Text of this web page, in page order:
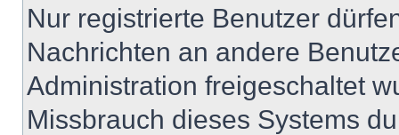
Nur registrierte Benutzer
Nachrichten an andere
Administration freigeschaltet
Missbrauch dieses Systems